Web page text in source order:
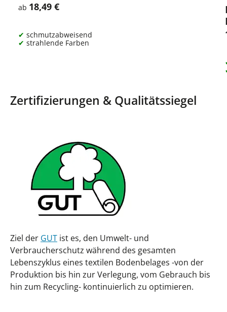
Regulärer Preis:
ab 18,49 €
schmutzabweisend
strahlende Farben
Zertifizierungen & Qualitätssiegel
Ziel der GUT ist es, den Umwelt- und
Verbraucherschutz während des gesamten
Lebenszyklus eines textilen Bodenbelages -von der
Produktion bis hin zur Verlegung, vom Gebrauch bis
hin zum Recycling- kontinuierlich zu optimieren.